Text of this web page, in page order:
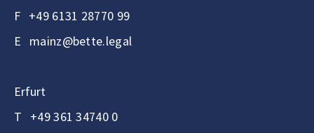
F +49 6131 28770 99
E mainz@bette.legal
Erfurt
T +49 361 34740 0